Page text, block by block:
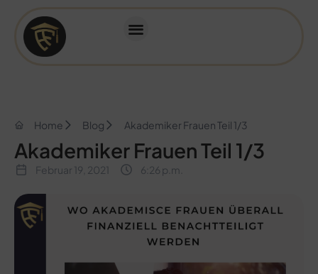
Home Blog Akademiker Frauen Teil 1/3
Akademiker Frauen Teil 1/3
Februar 19, 2021 6:26 p.m.